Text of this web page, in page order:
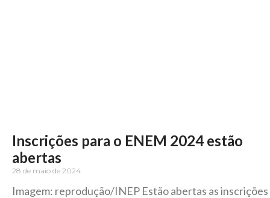
Inscrições para o ENEM 2024 estão
abertas
28 de maio de 2024
Imagem: reprodução/INEP Estão abertas as inscrições